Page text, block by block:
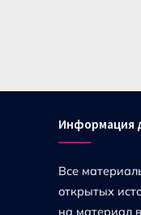
Информация
Все
открытых
на материал